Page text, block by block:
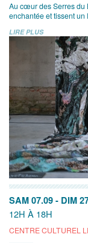
Au cœur des Serres du
enchantée et tissent
LIRE PLUS
SAM 07.09 - DIM
12H À 18H
CENTRE CULTUREL